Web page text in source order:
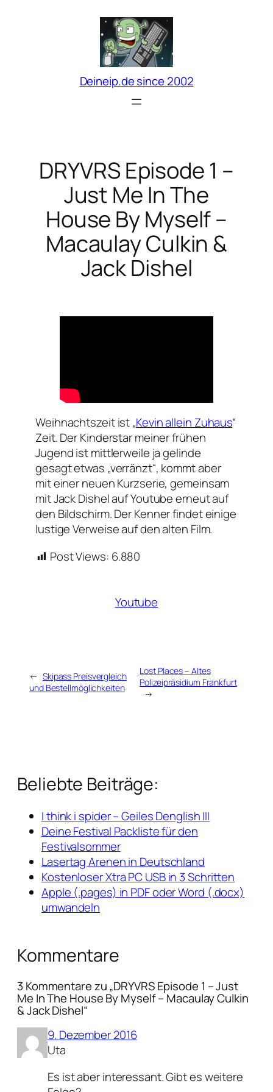
Deineip.de since 2002
DRYVRS Episode 1 –
Just Me In The
House By Myself –
Macaulay Culkin &
Jack Dishel
Weihnachtszeit ist „Kevin allein Zuhaus“
Zeit. Der Kinderstar meiner frühen
Jugend ist mittlerweile ja gelinde
gesagt etwas „verränzt“, kommt aber
mit einer neuen Kurzserie, gemeinsam
mit Jack Dishel auf Youtube erneut auf
den Bildschirm. Der Kenner findet einige
lustige Verweise auf den alten Film.
Post Views: 6.880
Youtube
← Skipass Preisvergleich
und Bestellmöglichkeiten
Lost Places – Altes
Polizeipräsidium Frankfurt
→
Beliebte Beiträge:
I think i spider – Geiles Denglish III
Deine Festival Packliste für den
Festivalsommer
Lasertag Arenen in Deutschland
Kostenloser Xtra PC USB in 3 Schritten
Apple (.pages) in PDF oder Word (.docx)
umwandeln
Kommentare
3 Kommentare zu „DRYVRS Episode 1 – Just
Me In The House By Myself – Macaulay Culkin
& Jack Dishel“
9. Dezember 2016
Uta
Es ist aber interessant. Gibt es weitere